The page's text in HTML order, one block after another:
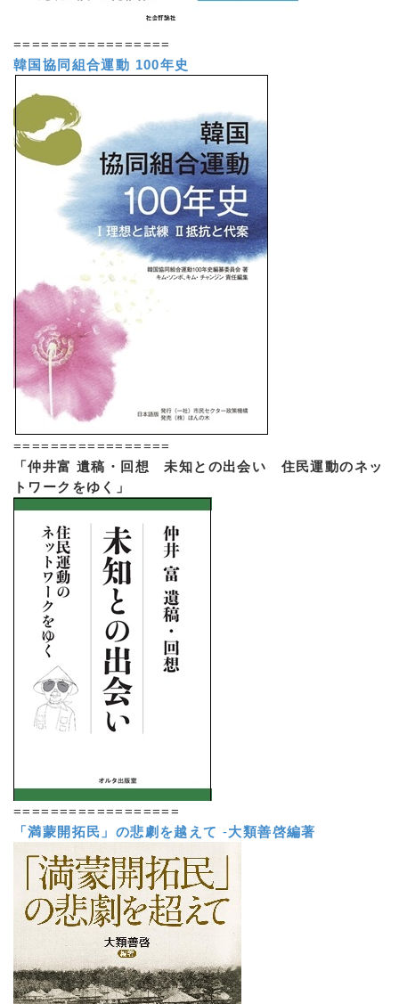
=================
韓国協同組合運動 100年史
=================
「仲井富 遺稿・回想 未知との出会い 住民運動のネッ
トワークをゆく」
==================
「満蒙開拓民」の悲劇を越えて -大類善啓編著